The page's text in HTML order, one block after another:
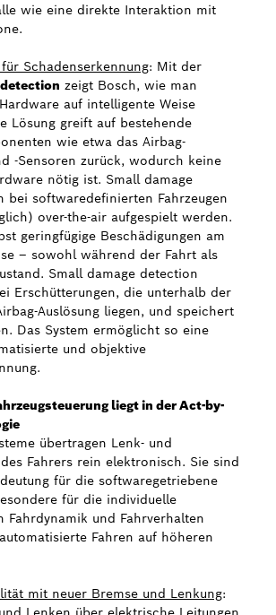
wie eine direkte Interaktion mit
Schadenserkennung: Mit der
zeigt Bosch, wie man
auf intelligente Weise
Lösung greift auf bestehende
wie etwa das Airbag-
-Sensoren zurück, wodurch keine
nötig ist. Small damage
bei softwaredefinierten Fahrzeugen
over-the-air aufgespielt werden.
geringfügige Beschädigungen am
– sowohl während der Fahrt als
Small damage detection
Erschütterungen, die unterhalb der
Auslösung liegen, und speichert
Das System ermöglicht so eine
und objektive
liegt in der Act-by-
übertragen Lenk- und
Fahrers rein elektronisch. Sie sind
für die softwaregetriebene
für die individuelle
Fahrdynamik und Fahrverhalten
Fahren auf höheren
mit neuer Bremse und Lenkung: